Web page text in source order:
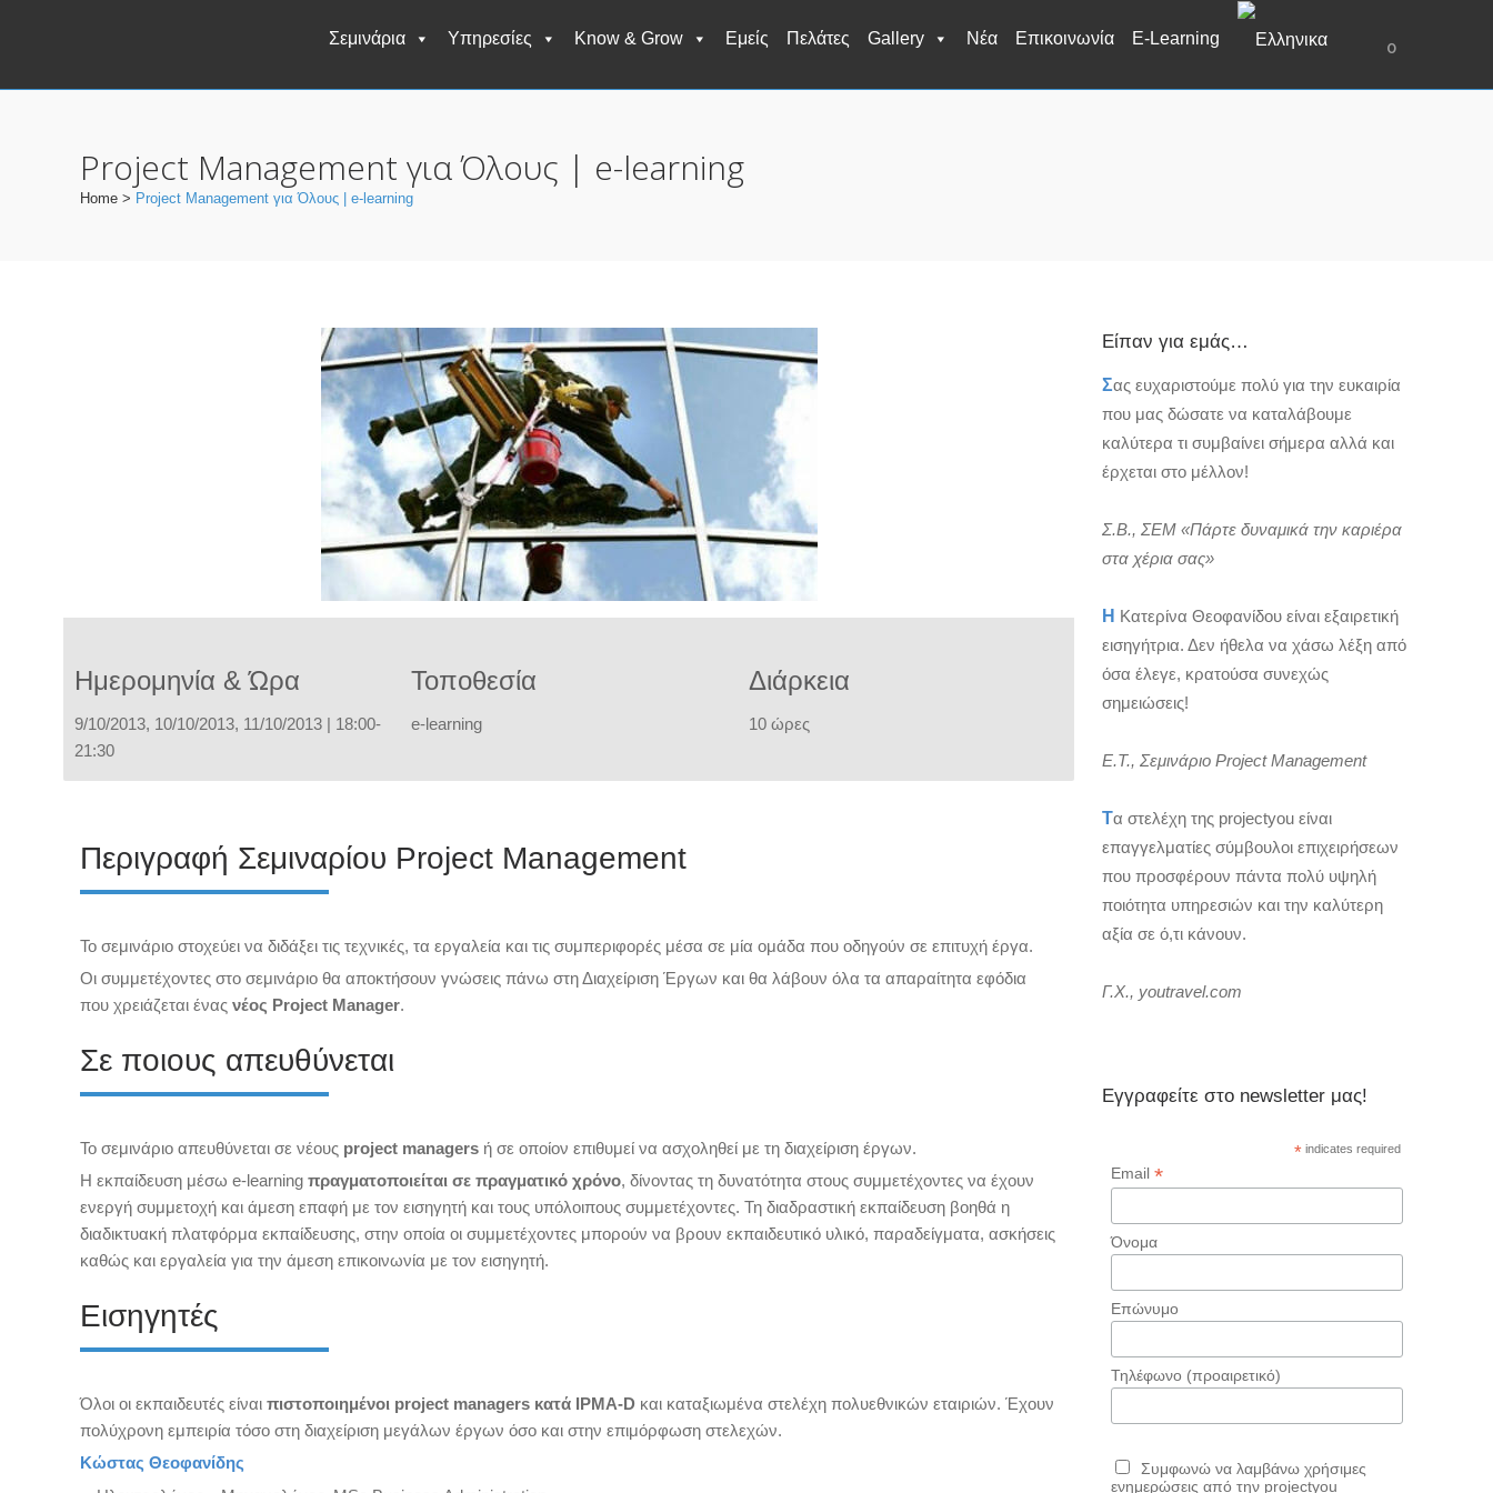
0
Σεμινάρια Υπηρεσίες Know & Grow Εμείς Πελάτες Gallery Νέα Επικοινωνία E-Learning
Project Management για Όλους | e-learning
Home > Project Management για Όλους | e-learning
Ημερομηνία & Ώρα
9/10/2013, 10/10/2013, 11/10/2013 | 18:00-
21:30
Τοποθεσία
e-learning
Διάρκεια
10 ώρες
Περιγραφή Σεμιναρίου Project Management
Το σεμινάριο στοχεύει να διδάξει τις τεχνικές, τα εργαλεία και τις συμπεριφορές μέσα σε μία ομάδα που οδηγούν σε επιτυχή έργα.
Οι συμμετέχοντες στο σεμινάριο θα αποκτήσουν γνώσεις πάνω στη Διαχείριση Έργων και θα λάβουν όλα τα απαραίτητα εφόδια
που χρειάζεται ένας νέος Project Manager.
Σε ποιους απευθύνεται
Το σεμινάριο απευθύνεται σε νέους project managers ή σε οποίον επιθυμεί να ασχοληθεί με τη διαχείριση έργων.
H εκπαίδευση μέσω e-learning πραγματοποιείται σε πραγματικό χρόνο, δίνοντας τη δυνατότητα στους συμμετέχοντες να έχουν
ενεργή συμμετοχή και άμεση επαφή με τον εισηγητή και τους υπόλοιπους συμμετέχοντες. Τη διαδραστική εκπαίδευση βοηθά η
διαδικτυακή πλατφόρμα εκπαίδευσης, στην οποία οι συμμετέχοντες μπορούν να βρουν εκπαιδευτικό υλικό, παραδείγματα, ασκήσεις
καθώς και εργαλεία για την άμεση επικοινωνία με τον εισηγητή.
Εισηγητές
Όλοι οι εκπαιδευτές είναι πιστοποιημένοι project managers κατά IPMA-D και καταξιωμένα στελέχη πολυεθνικών εταιριών. Έχουν
πολύχρονη εμπειρία τόσο στη διαχείριση μεγάλων έργων όσο και στην επιμόρφωση στελεχών.
Κώστας Θεοφανίδης
Είπαν για εμάς…
Σας ευχαριστούμε πολύ για την ευκαιρία
που μας δώσατε να καταλάβουμε
καλύτερα τι συμβαίνει σήμερα αλλά και
έρχεται στο μέλλον!
Σ.Β., ΣΕΜ «Πάρτε δυναμικά την καριέρα
στα χέρια σας»
Η Κατερίνα Θεοφανίδου είναι εξαιρετική
εισηγήτρια. Δεν ήθελα να χάσω λέξη από
όσα έλεγε, κρατούσα συνεχώς
σημειώσεις!
Ε.Τ., Σεμινάριο Project Management
Τα στελέχη της projectyou είναι
επαγγελματίες σύμβουλοι επιχειρήσεων
που προσφέρουν πάντα πολύ υψηλή
ποιότητα υπηρεσιών και την καλύτερη
αξία σε ό,τι κάνουν.
Γ.Χ., youtravel.com
Εγγραφείτε στο newsletter μας!
* indicates required
Email*
Όνομα
Επώνυμο
Τηλέφωνο (προαιρετικό)
Συμφωνώ να λαμβάνω χρήσιμες
ενημερώσεις από την projectyou